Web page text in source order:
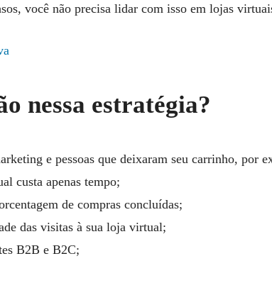
você não precisa lidar com isso em lojas
nessa estratégia?
e pessoas que deixaram seu carrinho, por
custa apenas tempo;
de compras concluídas;
das visitas à sua loja virtual;
B2B e B2C;